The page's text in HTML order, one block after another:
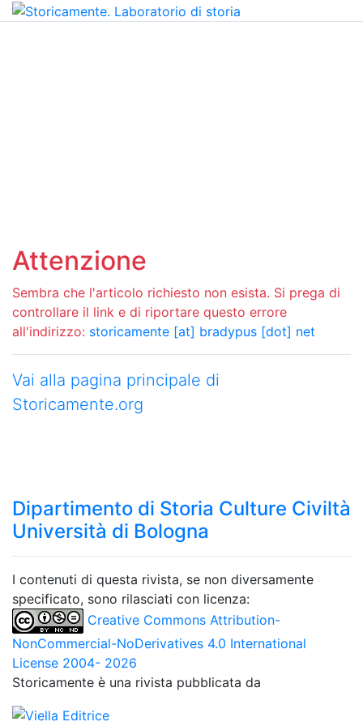
Attenzione
Sembra che l'articolo richiesto non esista. Si prega di
controllare il link e di riportare questo errore
all'indirizzo: storicamente [at] bradypus [dot] net
Vai alla pagina principale di
Storicamente.org
Dipartimento di Storia Culture Civiltà
Università di Bologna
I contenuti di questa rivista, se non diversamente
specificato, sono rilasciati con licenza:
Creative Commons Attribution-
NonCommercial-NoDerivatives 4.0 International
License 2004- 2026
Storicamente è una rivista pubblicata da